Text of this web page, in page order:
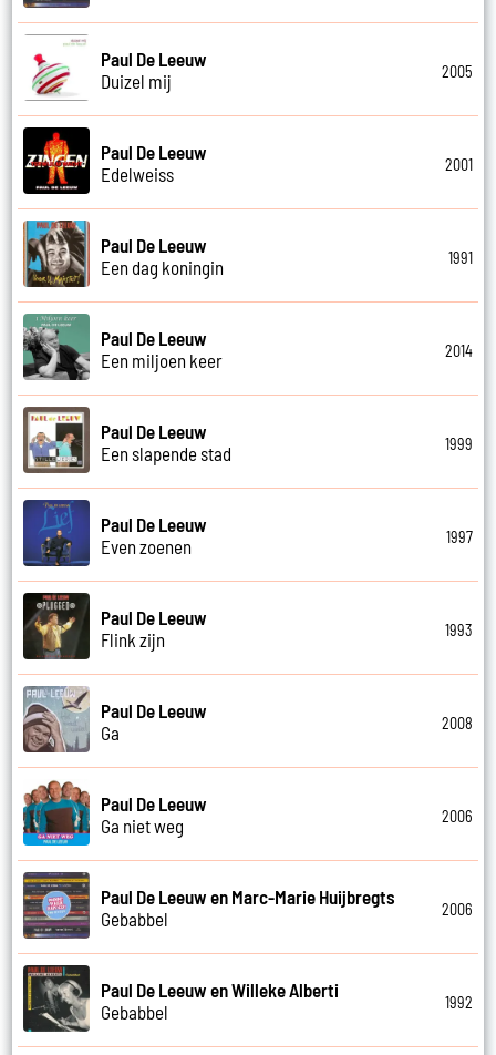
Paul De Leeuw
Duizel mij
2005
Paul De Leeuw
Edelweiss
2001
Paul De Leeuw
Een dag koningin
1991
Paul De Leeuw
Een miljoen keer
2014
Paul De Leeuw
Een slapende stad
1999
Paul De Leeuw
Even zoenen
1997
Paul De Leeuw
Flink zijn
1993
Paul De Leeuw
Ga
2008
Paul De Leeuw
Ga niet weg
2006
Paul De Leeuw en Marc-Marie Huijbregts
Gebabbel
2006
Paul De Leeuw en Willeke Alberti
Gebabbel
1992